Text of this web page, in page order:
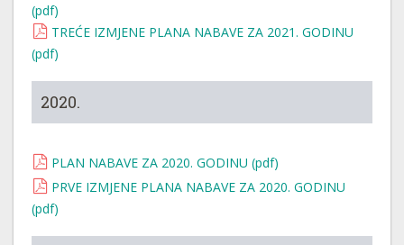
(pdf)
TREĆE IZMJENE PLANA NABAVE ZA 2021. GODINU
(pdf)
2020.
PLAN NABAVE ZA 2020. GODINU (pdf)
PRVE IZMJENE PLANA NABAVE ZA 2020. GODINU
(pdf)